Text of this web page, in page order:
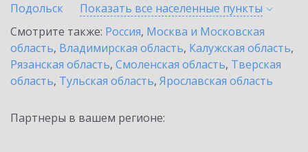
Подольск
Показать все населенные пункты
Смотрите также: Россия, Москва и Московская
область, Владимирская область, Калужская область,
Рязанская область, Смоленская область, Тверская
область, Тульская область, Ярославская область
Партнеры в вашем регионе: